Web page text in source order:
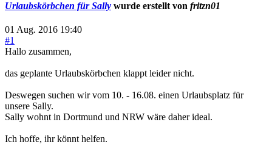
Urlaubskörbchen für Sally wurde erstellt von fritzn01
01 Aug. 2016 19:40
#1
Hallo zusammen,
das geplante Urlaubskörbchen klappt leider nicht.
Deswegen suchen wir vom 10. - 16.08. einen Urlaubsplatz für
unsere Sally.
Sally wohnt in Dortmund und NRW wäre daher ideal.
Ich hoffe, ihr könnt helfen.